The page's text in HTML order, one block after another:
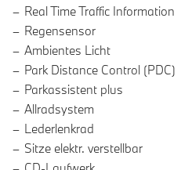
Real Time Traffic Information
Regensensor
Ambientes Licht
Park Distance Control (PDC)
Parkassistent plus
Allradsystem
Lederlenkrad
Sitze elektr. verstellbar